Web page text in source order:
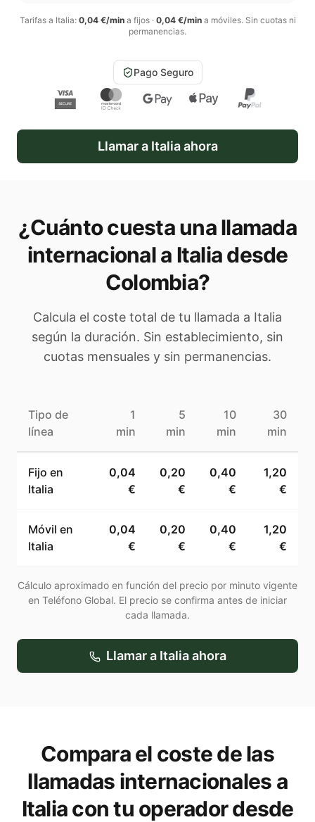
Tarifas a Italia: 0,04 €/mina fijos· 0,04 €/mina móviles. Sin cuotas ni
permanencias.
Pago Seguro
Llamar a Italiaahora
¿Cuánto cuesta una llamada
internacional a Italiadesde
Colombia?
Calcula el coste total de tu llamada a Italia
según la duración. Sin establecimiento, sin
cuotas mensuales y sin permanencias.
Tipo de
línea
1
min
5
min
10
min
30
min
Fijo en
Italia
0,04
€
0,20
€
0,40
€
1,20
€
Móvil en
Italia
0,04
€
0,20
€
0,40
€
1,20
€
Cálculo aproximado en función del precio por minuto vigente
en Teléfono Global. El precio se confirma antes de iniciar
cada llamada.
Llamar a Italiaahora
Compara el coste de las
llamadas internacionales a
Italiacon tu operadordesde